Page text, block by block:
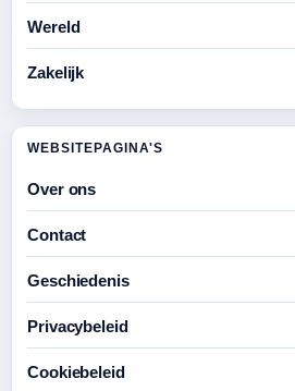
Wereld
Zakelijk
WEBSITEPAGINA'S
Over ons
Contact
Geschiedenis
Privacybeleid
Cookiebeleid